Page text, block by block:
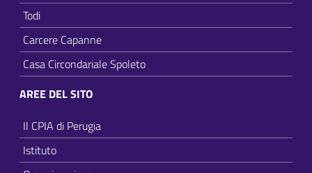
Todi
Carcere Capanne
Casa Circondariale Spoleto
AREE DEL SITO
Il CPIA di Perugia
Istituto